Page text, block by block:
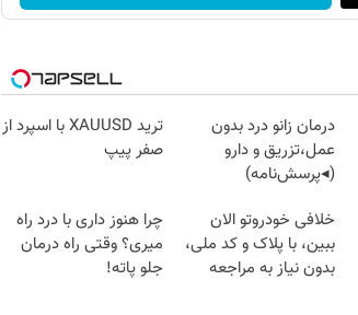
درمان زانو درد بدون
عمل،تزریق و دارو
(◂پرسش‌نامه)
ترید XAUUSD با اسپرد از
صفر پیپ
خلافی خودروتو الان
ببین، با پلاک و کد ملی،
بدون نیاز به مراجعه
چرا هنوز داری با درد راه
میری؟ وقتی راه درمان
جلو پاته!